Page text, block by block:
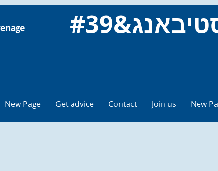
New Page Get advice Contact Join us New